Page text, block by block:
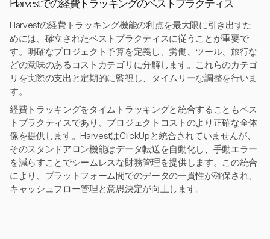
Harvestでの経費トラッキングのベストプラクティス
Harvestの経費トラッキング機能の利点を最大限に引き出すた
めには、確立されたベストプラクティスに従うことが重要で
す。明確なプロジェクト予算を定義し、労働、ツール、旅行な
どの意味のあるコストカテゴリに分解します。これらのカテゴ
リを実際の支出と定期的に監視し、タイムリーな調整を行いま
す。
経費トラッキングをタイムトラッキングと統合することもベス
トプラクティスであり、プロジェクトコストのより正確な全体
像を提供します。HarvestはClickUpと統合されていませんが、
そのスタンドアロン機能はデータ転送を自動化し、手動エラー
を減らすことでシームレスな財務管理を提供します。この統合
により、プラットフォーム間でのデータの一貫性が確保され、
キャッシュフロー管理と意思決定が向上します。